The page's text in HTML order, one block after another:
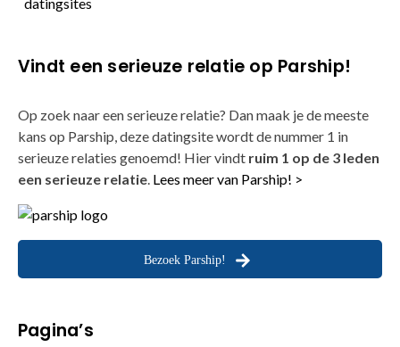
Vindt een serieuze relatie op Parship!
Op zoek naar een serieuze relatie? Dan maak je de meeste
kans op Parship, deze datingsite wordt de nummer 1 in
serieuze relaties genoemd! Hier vindt ruim 1 op de 3 leden
een serieuze relatie. Lees meer van Parship! >
Bezoek Parship!
Pagina’s